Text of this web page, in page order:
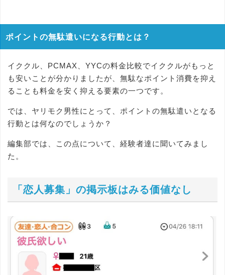
ポイントの無駄遣いになる行動とは？
イククル、PCMAX、YYCの料金比較でイククルがもっと
も安いことが分かりましたが、無駄なポイント消費を抑え
ることも料金を安く抑える要素の一つです。
では、ヤリモク男性にとって、ポイントの無駄遣いとなる
行動とは何なのでしょうか？
編集部では、この点について、経験者達に聞いてみまし
た。
「恋人募集」の掲示板はみる価値なし